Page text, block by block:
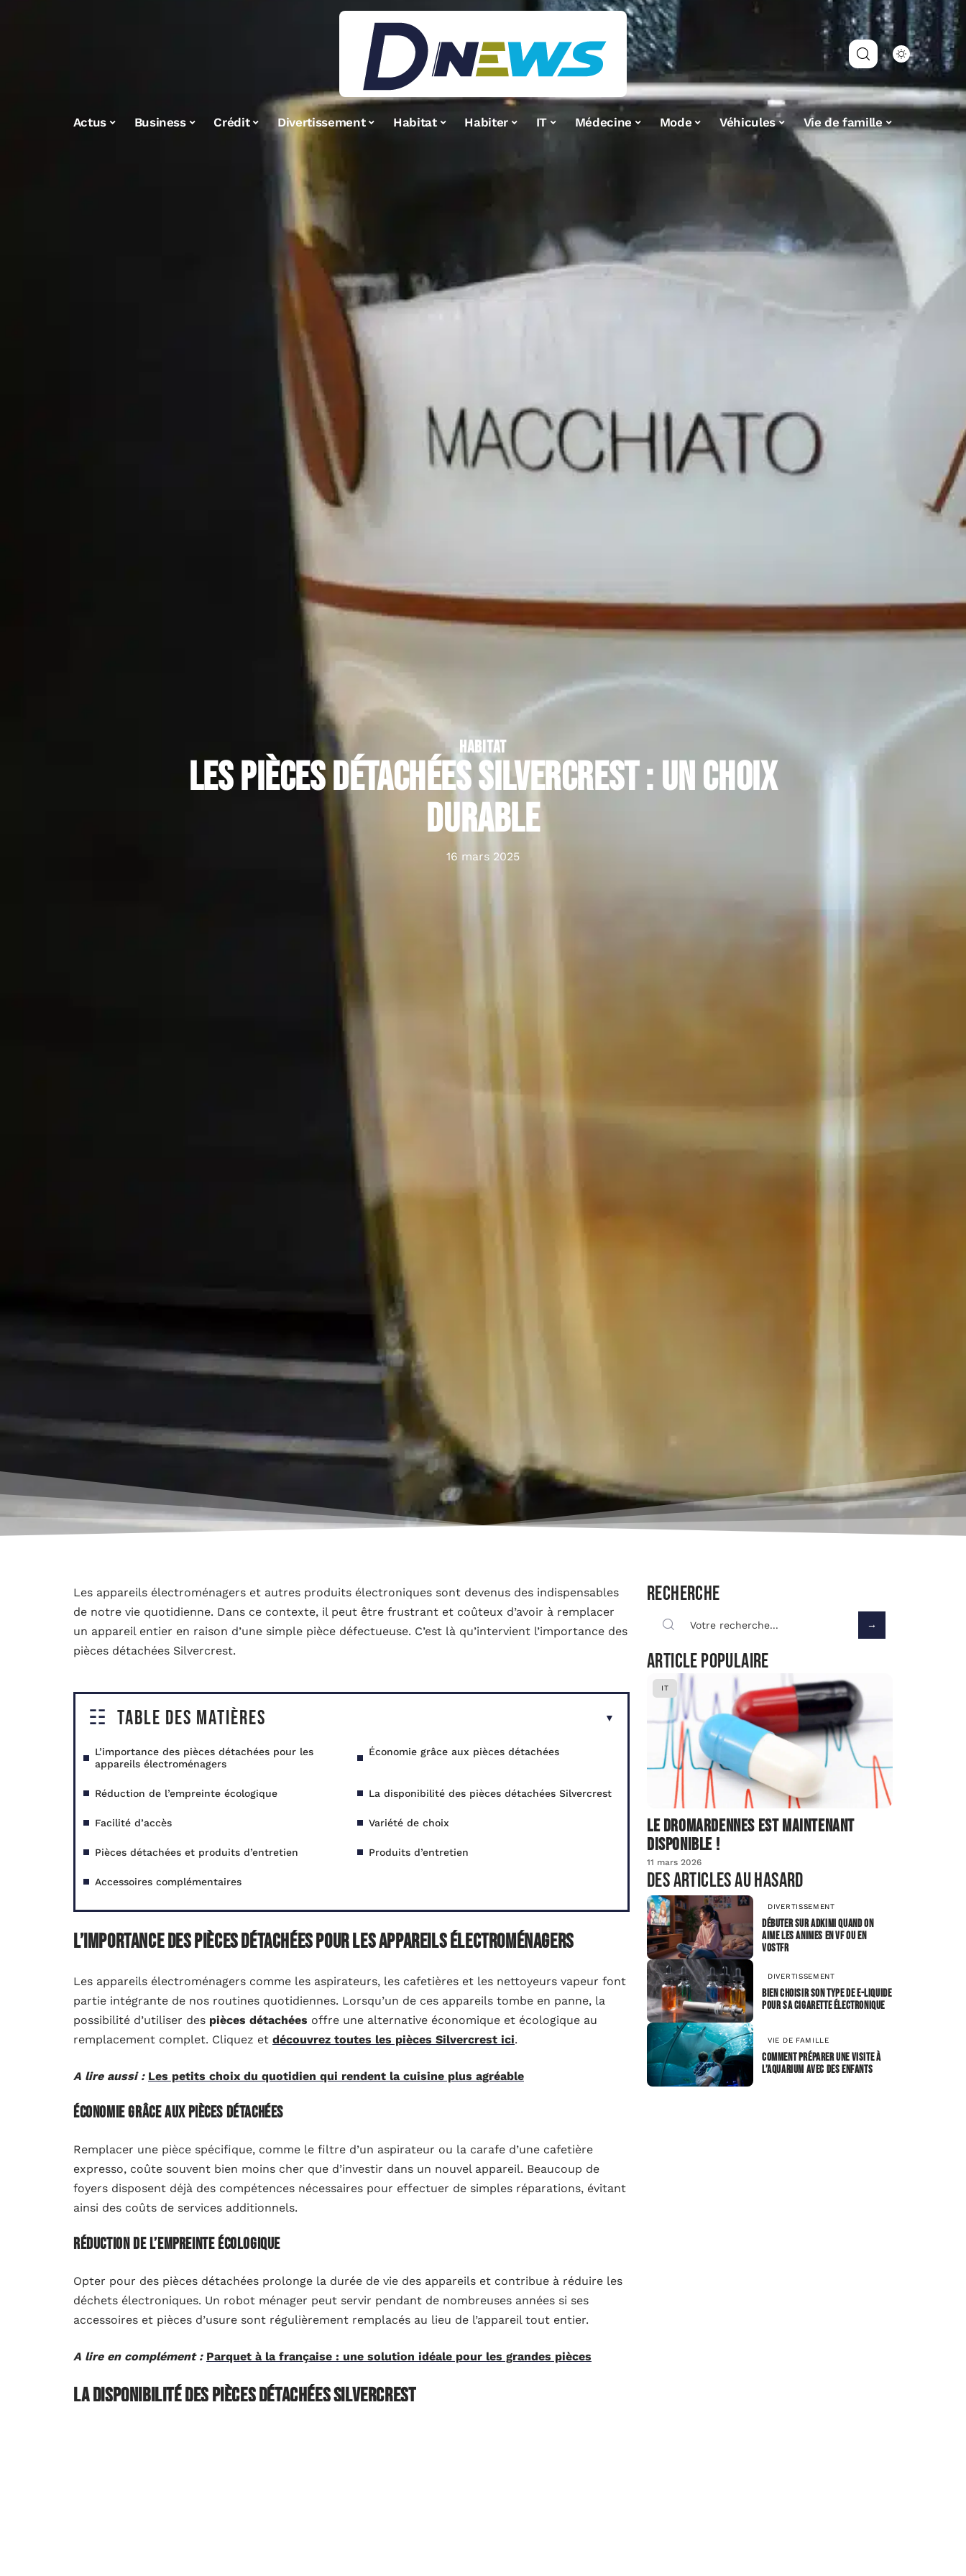
Actus Business Crédit Divertissement Habitat Habiter IT Médecine Mode Véhicules Vie de famille
HABITAT
Les pièces détachées Silvercrest : un choix
durable
16 mars 2025
Les appareils électroménagers et autres produits électroniques sont devenus des indispensables
de notre vie quotidienne. Dans ce contexte, il peut être frustrant et coûteux d’avoir à remplacer
un appareil entier en raison d’une simple pièce défectueuse. C’est là qu’intervient l’importance des
pièces détachées Silvercrest.
Table des matières
L’importance des pièces détachées pour les
appareils électroménagers
Économie grâce aux pièces détachées
Réduction de l’empreinte écologique La disponibilité des pièces détachées Silvercrest
Facilité d’accès Variété de choix
Pièces détachées et produits d’entretien Produits d’entretien
Accessoires complémentaires
L’importance des pièces détachées pour les appareils électroménagers
Les appareils électroménagers comme les aspirateurs, les cafetières et les nettoyeurs vapeur font
partie intégrante de nos routines quotidiennes. Lorsqu’un de ces appareils tombe en panne, la
possibilité d’utiliser des pièces détachées offre une alternative économique et écologique au
remplacement complet. Cliquez et découvrez toutes les pièces Silvercrest ici.
A lire aussi : Les petits choix du quotidien qui rendent la cuisine plus agréable
Économie grâce aux pièces détachées
Remplacer une pièce spécifique, comme le filtre d’un aspirateur ou la carafe d’une cafetière
expresso, coûte souvent bien moins cher que d’investir dans un nouvel appareil. Beaucoup de
foyers disposent déjà des compétences nécessaires pour effectuer de simples réparations, évitant
ainsi des coûts de services additionnels.
Réduction de l’empreinte écologique
Opter pour des pièces détachées prolonge la durée de vie des appareils et contribue à réduire les
déchets électroniques. Un robot ménager peut servir pendant de nombreuses années si ses
accessoires et pièces d’usure sont régulièrement remplacés au lieu de l’appareil tout entier.
A lire en complément : Parquet à la française : une solution idéale pour les grandes pièces
La disponibilité des pièces détachées Silvercrest
Recherche
Article populaire
IT
Le dromardennes est maintenant
disponible !
11 mars 2026
Des articles au hasard
DIVERTISSEMENT
Débuter sur adkimi quand on
aime les animes en VF ou en
VOSTFR
DIVERTISSEMENT
Bien choisir son type de e-liquide
pour sa cigarette électronique
VIE DE FAMILLE
Comment préparer une visite à
l’aquarium avec des enfants